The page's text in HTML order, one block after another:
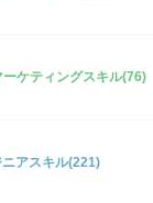
ーケティングスキル(76)
ニアスキル(221)